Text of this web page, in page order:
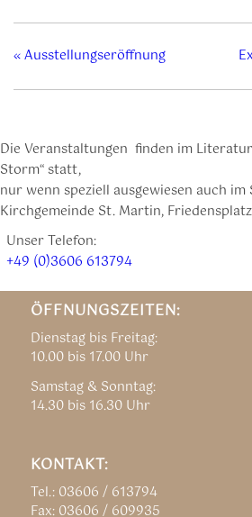
«Ausstellungseröffnung
Die Veranstaltungen finden im
Storm“ statt,
nur wenn speziell ausgewiesen auch im
Kirchgemeinde St. Martin,
Unser Telefon:
+49 (0)3606 613794
ÖFFNUNGSZEITEN:
Dienstag bis Freitag:
10.00 bis 17.00 Uhr
Samstag & Sonntag:
14.30 bis 16.30 Uhr
KONTAKT:
Tel.: 03606 / 613794
Fax: 03606 / 609935